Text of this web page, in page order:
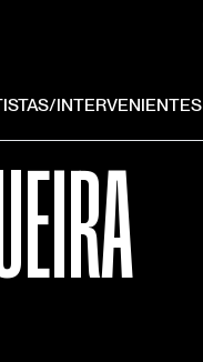
INTERVENIENTES